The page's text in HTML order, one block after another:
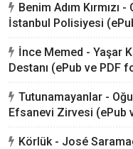
Benim Adım Kırmızı
İstanbul Polisiyesi
İnce Memed - Yaşar
Destanı (ePub ve PDF
Tutunamayanlar -
Efsanevi Zirvesi (ePub
Körlük - José